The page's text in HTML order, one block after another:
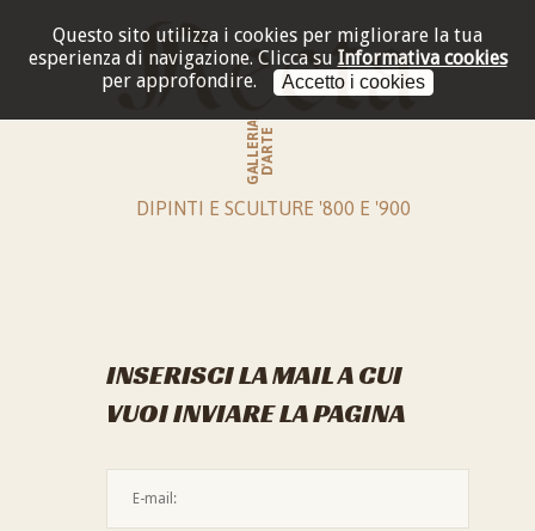
Questo sito utilizza i cookies per migliorare la tua
esperienza di navigazione. Clicca su Informativa cookies
per approfondire.
Accetto i cookies
GALLERIAD'ARTE
DIPINTI E SCULTURE '800 E '900
INSERISCI LA MAIL A CUI
VUOI INVIARE LA PAGINA